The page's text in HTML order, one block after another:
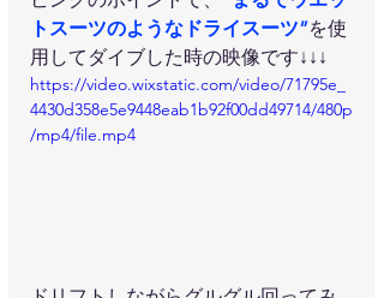
トスーツのようなドライスーツ”を使
用してダイブした時の映像です↓↓↓
https://video.wixstatic.com/video/71795e_
4430d358e5e9448eab1b92f00dd49714/480p
/mp4/file.mp4